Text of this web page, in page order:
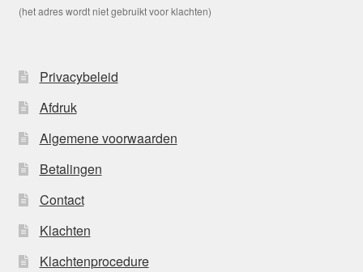
(het adres wordt niet gebruikt voor klachten)
Privacybeleid
Afdruk
Algemene voorwaarden
Betalingen
Contact
Klachten
Klachtenprocedure